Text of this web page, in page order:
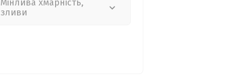
Мінлива хмарність,
зливи